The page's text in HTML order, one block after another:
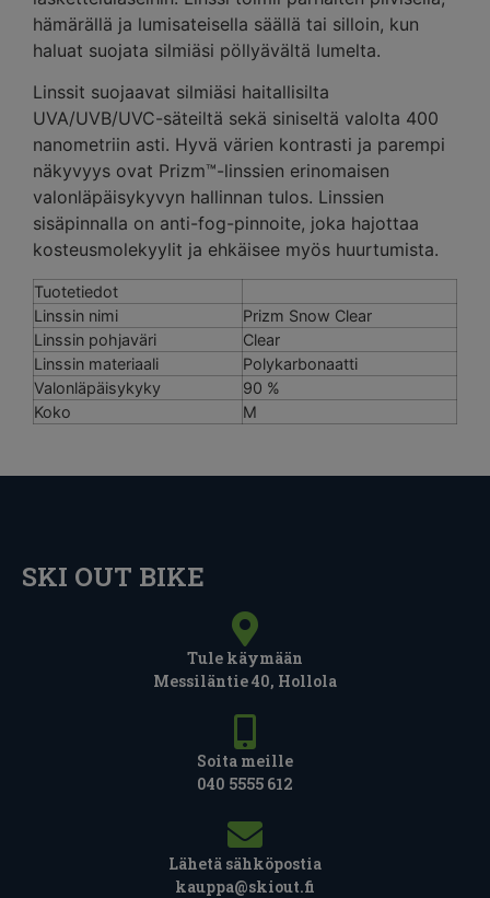
hämärällä ja lumisateisella säällä tai silloin, kun
haluat suojata silmiäsi pöllyävältä lumelta.
Linssit suojaavat silmiäsi haitallisilta
UVA/UVB/UVC-säteiltä sekä siniseltä valolta 400
nanometriin asti. Hyvä värien kontrasti ja parempi
näkyvyys ovat Prizm™-linssien erinomaisen
valonläpäisykyvyn hallinnan tulos. Linssien
sisäpinnalla on anti-fog-pinnoite, joka hajottaa
kosteusmolekyylit ja ehkäisee myös huurtumista.
Tuotetiedot
Linssin nimi
Prizm Snow Clear
Linssin pohjaväri
Clear
Linssin materiaali
Polykarbonaatti
Valonläpäisykyky
90 %
Koko
M
SKI OUT BIKE
Tule käymään
Messiläntie 40, Hollola
Soita meille
040 5555 612
Lähetä sähköpostia
kauppa@skiout.fi